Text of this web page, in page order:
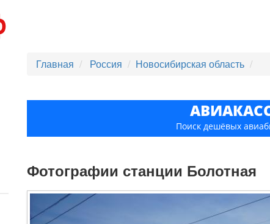
Главная Россия Новосибирская область
Поиск дешёвых
Фотографии станции Болотная